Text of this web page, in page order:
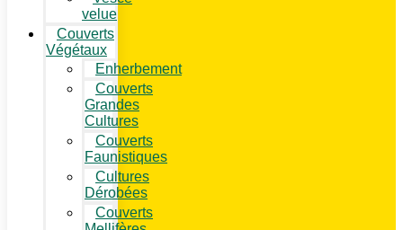
velue
Couverts
Végétaux
Enherbement
Couverts
Grandes
Cultures
Couverts
Faunistiques
Cultures
Dérobées
Couverts